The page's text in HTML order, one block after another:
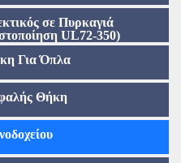
σε Πυρκαγιά
UL72-350)
Για Όπλα
Θήκη